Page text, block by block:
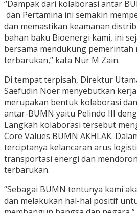
“Dampak dari kolaborasi antar
dan Pertamina ini semakin
dan memastikan keamanan
bahan baku Bioenergi kami, ini
bersama mendukung pemerintah
terbarukan,” kata Nur M Zain.
Di tempat terpisah, Direktur
Saefudin Noer menyebutkan
merupakan bentuk kolaborasi
antar-BUMN yaitu Pelindo III
Langkah kolaborasi tersebut
Core Values BUMN AKHLAK.
terciptanya kelancaran arus
transportasi energi dan
terbarukan.
“Sebagai BUMN tentunya kami
dan melakukan hal-hal positif